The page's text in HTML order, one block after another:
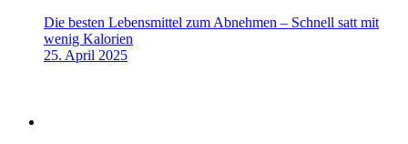
Die besten Lebensmittel zum Abnehmen – Schnell satt mit
wenig Kalorien
25. April 2025